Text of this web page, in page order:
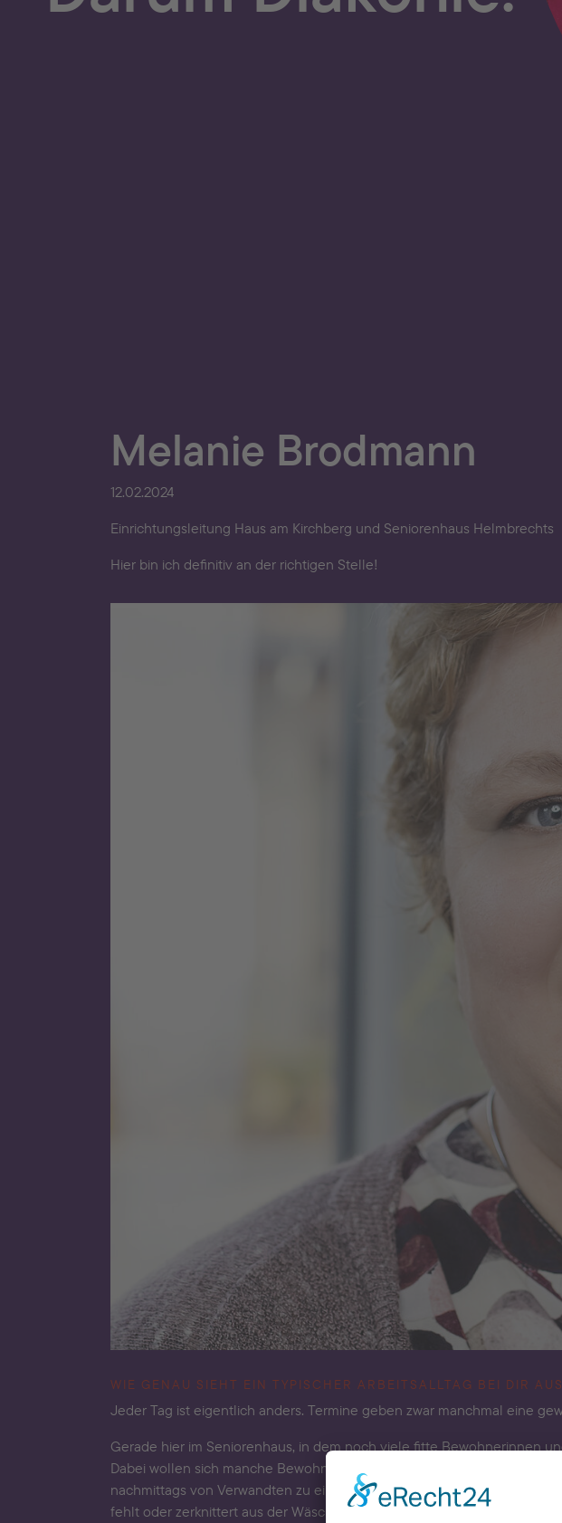
Melanie Brodmann
12.02.2024
Einrichtungsleitung Haus am Kirchberg und Seniorenhaus Helmbrechts
Hier bin ich definitiv an der richtigen Stelle!
WIE GENAU SIEHT EIN TYPISCHER ARBEITSALLTAG BEI DIR
Jeder Tag ist eigentlich anders. Termine geben zwar manchmal eine
Gerade hier im Seniorenhaus, in dem noch viele fitte Bewohnerinnen
Dabei wollen sich manche Bewohner:innen einfach nur nett
nachmittags von Verwandten zu einem Ausflug abgeholt werden.
fehlt oder zerknittert aus der Wäscherei zurückkommt (lacht). Aber